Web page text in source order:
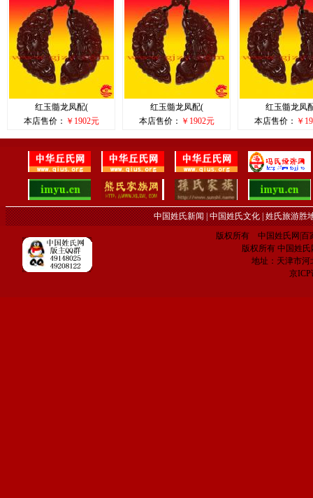
红玉髓龙凤配(
本店售价： ￥1902元
红玉髓龙凤配(
本店售价： ￥1902元
红玉髓龙凤
本店售价： ￥
中国姓氏新闻|中国姓氏文化|姓氏旅游胜
版权所有 中国姓氏网|百
版权所有 中国姓氏
地址：天津市河
京ICP